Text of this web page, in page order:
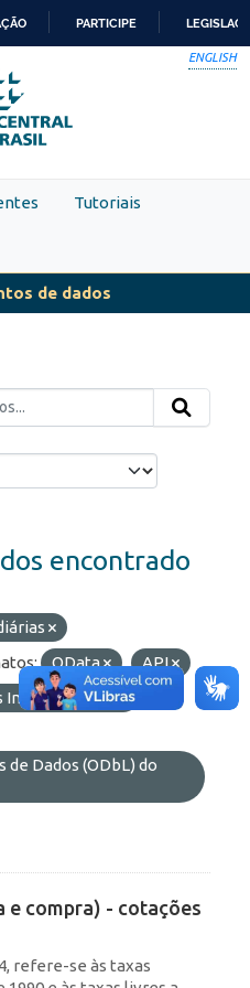
PARA
O
CONTEÚDO
PARTICIPE
ENGLISH
Tutoriais
de dados
encontrado
OData
API
Internacionais
de Dados (ODbL) do
e compra) - cotações
refere-se às taxas